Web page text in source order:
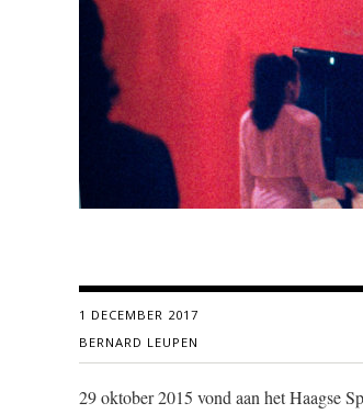
1 DECEMBER 2017
BERNARD LEUPEN
29 oktober 2015 vond aan het Haagse